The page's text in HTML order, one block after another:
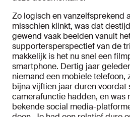
Zo logisch en vanzelfsprekend
misschien klinkt, was dat
gewend vaak beelden vanuit
supportersperspectief van de
makkelijk is het nu snel een
smartphone. Dertig jaar
niemand een mobiele telefoon,
bijna vijftien jaar duren voordat
camerafunctie hadden, en was
bekende social media-